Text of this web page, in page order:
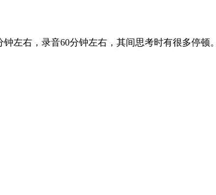
左右，录音60分钟左右，其间思考时有很多停顿